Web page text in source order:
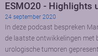
ESMO20 - Highlights
24 september 2020
In deze podcast bespreken
de laatste ontwikkelingen met
urologische tumoren